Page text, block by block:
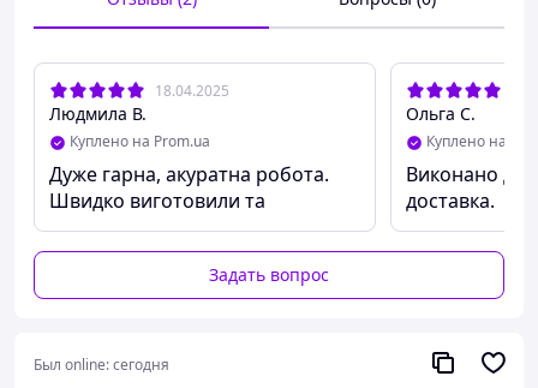
18.04.2025
Людмила В.
Куплено на Prom.ua
Дуже гарна, акуратна робота.
Швидко виготовили та
відправили
Ольга С.
Куплено на
Виконано
доставка.
Задать вопрос
Был online:сегодня